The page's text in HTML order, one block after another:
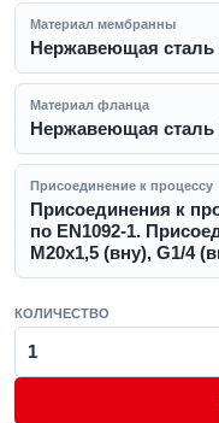
Материал мембранны
Нержавеющая сталь
Материал фланца
Нержавеющая сталь
Присоединение к процессу
Присоединения к
по EN1092-1.
М20х1,5 (вну), G1/4
КОЛИЧЕСТВО